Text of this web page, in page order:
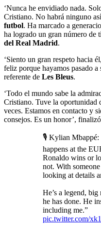
‘Nunca he envidiado nada.
Cristiano. No habrá ninguno
futbol. Ha marcado a
ha logrado un gran número de
del Real Madrid.
‘Siento un gran respeto hacia
feliz porque hayamos pasado
referente de Les Bleus.
‘Todo el mundo sabe la
Cristiano. Tuve la oportunidad
veces. Estamos en contacto y
consejos. Es un honor’,
🎙️ Kylian Mbappé:
happens at the
Ronaldo wins or
not. With
looking at details
He’s a legend,
he has done. He
including me.”
pic.twitter.com/